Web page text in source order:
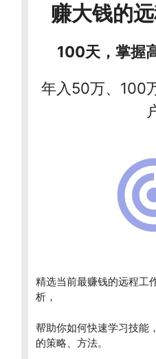
赚大钱的
100天，掌握
年入50万、100
精选当前最赚钱的远程工
析，
帮助你如何快速学习技能
的策略、方法。